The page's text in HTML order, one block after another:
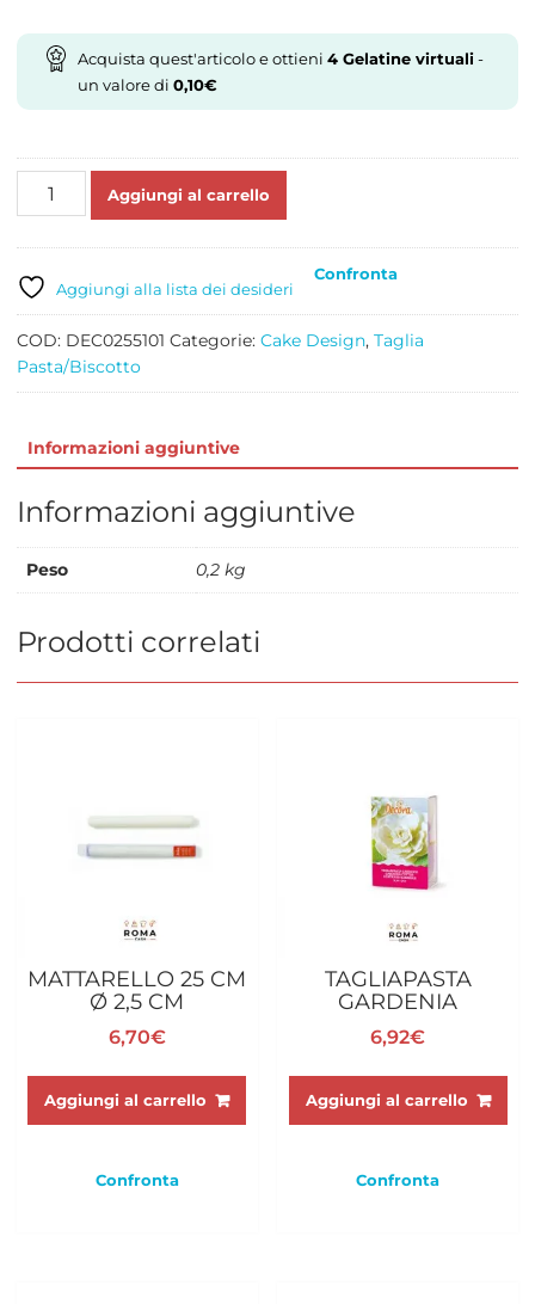
Acquista quest'articolo e ottieni 4Gelatine virtuali-
un valore di 0,10€
quantità
Aggiungi al carrello
Aggiungi alla lista dei desideri
Confronta
COD: DEC0255101 Categorie: Cake Design, Taglia
Pasta/Biscotto
Informazioni aggiuntive
Informazioni aggiuntive
Peso 0,2 kg
Prodotti correlati
MATTARELLO 25 CM
Ø 2,5 CM
6,70€
Aggiungi al carrello
Confronta
TAGLIAPASTA
GARDENIA
6,92€
Aggiungi al carrello
Confronta